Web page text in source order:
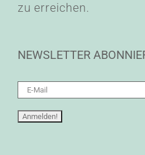
zu erreichen.
NEWSLETTER